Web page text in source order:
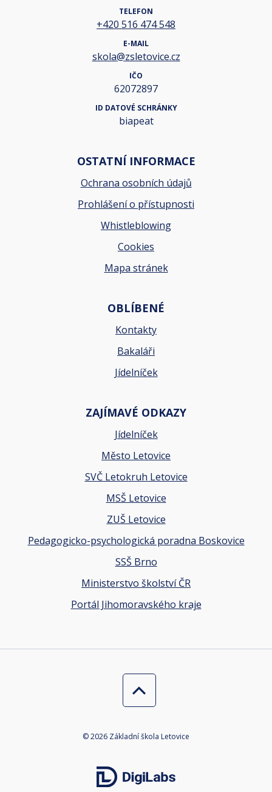
TELEFON
+420 516 474 548
E-MAIL
skola@zsletovice.cz
IČO
62072897
ID DATOVÉ SCHRÁNKY
biapeat
OSTATNÍ INFORMACE
Ochrana osobních údajů
Prohlášení o přístupnosti
Whistleblowing
Cookies
Mapa stránek
OBLÍBENÉ
Kontakty
Bakaláři
Jídelníček
ZAJÍMAVÉ ODKAZY
Jídelníček
Město Letovice
SVČ Letokruh Letovice
MSŠ Letovice
ZUŠ Letovice
Pedagogicko-psychologická poradna Boskovice
SSŠ Brno
Ministerstvo školství ČR
Portál Jihomoravského kraje
© 2026 Základní škola Letovice